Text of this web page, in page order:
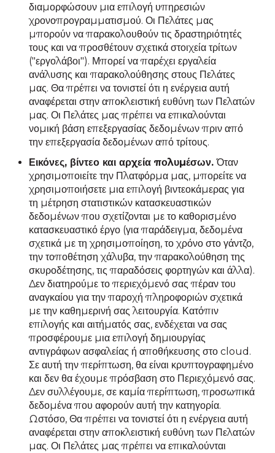
διαμορφώσουν μια επιλογή υπηρεσιών
χρονοπρογραμματισμού. Οι Πελάτες μας
μπορούν να παρακολουθούν τις δραστηριότητές
τους και να προσθέτουν σχετικά στοιχεία τρίτων
("εργολάβοι"). Μπορεί να παρέχει εργαλεία
ανάλυσης και παρακολούθησης στους Πελάτες
μας. Θα πρέπει να τονιστεί ότι η ενέργεια αυτή
αναφέρεται στην αποκλειστική ευθύνη των Πελατών
μας. Οι Πελάτες μας πρέπει να επικαλούνται
νομική βάση επεξεργασίας δεδομένων πριν από
την επεξεργασία δεδομένων από τρίτους.
Εικόνες, βίντεο και αρχεία πολυμέσων.Όταν
χρησιμοποιείτε την Πλατφόρμα μας, μπορείτε να
χρησιμοποιήσετε μια επιλογή βιντεοκάμερας για
τη μέτρηση στατιστικών κατασκευαστικών
δεδομένων που σχετίζονται με το καθορισμένο
κατασκευαστικό έργο (για παράδειγμα, δεδομένα
σχετικά με τη χρησιμοποίηση, το χρόνο στο γάντζο,
την τοποθέτηση χάλυβα, την παρακολούθηση της
σκυροδέτησης, τις παραδόσεις φορτηγών και άλλα).
Δεν διατηρούμε το περιεχόμενό σας πέραν του
αναγκαίου για την παροχή πληροφοριών σχετικά
με την καθημερινή σας λειτουργία. Κατόπιν
επιλογής και αιτήματός σας, ενδέχεται να σας
προσφέρουμε μια επιλογή δημιουργίας
αντιγράφων ασφαλείας ή αποθήκευσης στο cloud.
Σε αυτή την περίπτωση, θα είναι κρυπτογραφημένο
και δεν θα έχουμε πρόσβαση στο Περιεχόμενό σας.
Δεν συλλέγουμε, σε καμία περίπτωση, προσωπικά
δεδομένα που αφορούν αυτή την κατηγορία.
Ωστόσο, Θα πρέπει να τονιστεί ότι η ενέργεια αυτή
αναφέρεται στην αποκλειστική ευθύνη των Πελατών
μας. Οι Πελάτες μας πρέπει να επικαλούνται